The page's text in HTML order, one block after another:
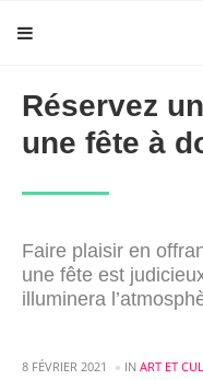
Réservez
une fête à
Faire plaisir en
une fête est
illuminera
8 FÉVRIER 2021 IN POSTED
ART ET